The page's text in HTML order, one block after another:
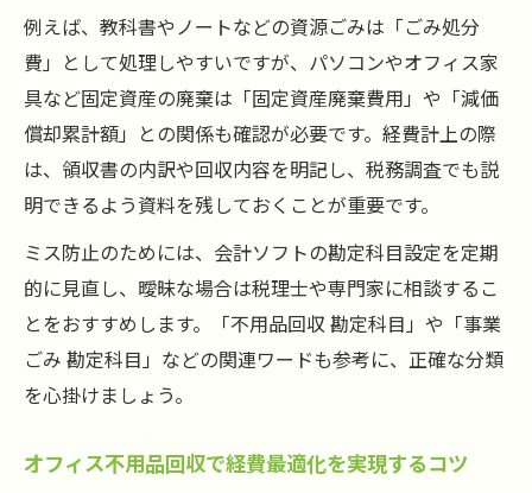
まとめ
ゴミ処分費や備品廃棄の勘定科目の具体例
紹介
不用品回収時の仕訳事例と経費計上の注意
点
産業廃棄物や固定資産廃棄の勘定科目を理
解する
飲食店や事務所の不用品回収勘定科目の考
え方
信頼得る不用品回収業者の見分け方
不用品回収業者選びで重視すべき信頼性の
悪徳不用品回収業者を見抜くポイントを解
例えば、教科書やノートなどの資源ごみは「ごみ処分
費」として処理しやすいですが、パソコンやオフィス家
具など固定資産の廃棄は「固定資産廃棄費用」や「減価
償却累計額」との関係も確認が必要です。経費計上の際
は、領収書の内訳や回収内容を明記し、税務調査でも説
明できるよう資料を残しておくことが重要です。
ミス防止のためには、会計ソフトの勘定科目設定を定期
的に見直し、曖昧な場合は税理士や専門家に相談するこ
とをおすすめします。「不用品回収 勘定科目」や「事業
ごみ 勘定科目」などの関連ワードも参考に、正確な分類
を心掛けましょう。
オフィス不用品回収で経費最適化を実現するコツ